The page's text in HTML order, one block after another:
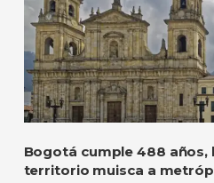
Bogotá cumple 488 años,
territorio muisca a